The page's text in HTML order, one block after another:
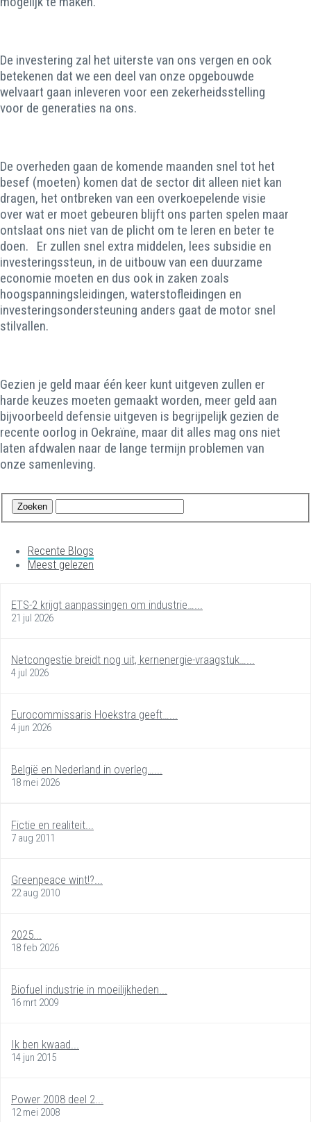
De investering zal het uiterste van ons vergen en ook
betekenen dat we een deel van onze opgebouwde
welvaart gaan inleveren voor een zekerheidsstelling
voor de generaties na ons.
De overheden gaan de komende maanden snel tot het
besef (moeten) komen dat de sector dit alleen niet kan
dragen, het ontbreken van een overkoepelende visie
over wat er moet gebeuren blijft ons parten spelen maar
ontslaat ons niet van de plicht om te leren en beter te
doen. Er zullen snel extra middelen, lees subsidie en
investeringssteun, in de uitbouw van een duurzame
economie moeten en dus ook in zaken zoals
hoogspanningsleidingen, waterstofleidingen en
investeringsondersteuning anders gaat de motor snel
stilvallen.
Gezien je geld maar één keer kunt uitgeven zullen er
harde keuzes moeten gemaakt worden, meer geld aan
bijvoorbeeld defensie uitgeven is begrijpelijk gezien de
recente oorlog in Oekraïne, maar dit alles mag ons niet
laten afdwalen naar de lange termijn problemen van
onze samenleving.
Recente Blogs
Meest gelezen
ETS-2 krijgt aanpassingen om industrie…...
21 jul 2026
Netcongestie breidt nog uit, kernenergie-vraagstuk…...
4 jul 2026
Eurocommissaris Hoekstra geeft…...
4 jun 2026
België en Nederland in overleg…...
18 mei 2026
Fictie en realiteit...
7 aug 2011
Greenpeace wint!?...
22 aug 2010
2025...
18 feb 2026
Biofuel industrie in moeilijkheden...
16 mrt 2009
Ik ben kwaad...
14 jun 2015
Power 2008 deel 2...
12 mei 2008